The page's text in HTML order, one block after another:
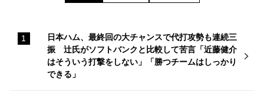
日本ハム、最終回の大チャンスで代打攻勢も連続三
振 辻氏がソフトバンクと比較して苦言「近藤健介
はそういう打撃をしない」「勝つチームはしっかり
できる」